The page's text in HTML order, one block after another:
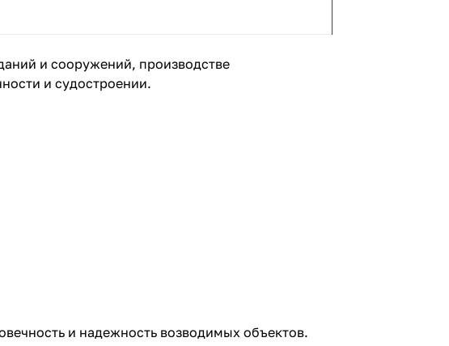
и сооружений, производстве
и судостроении.
и надежность возводимых объектов.